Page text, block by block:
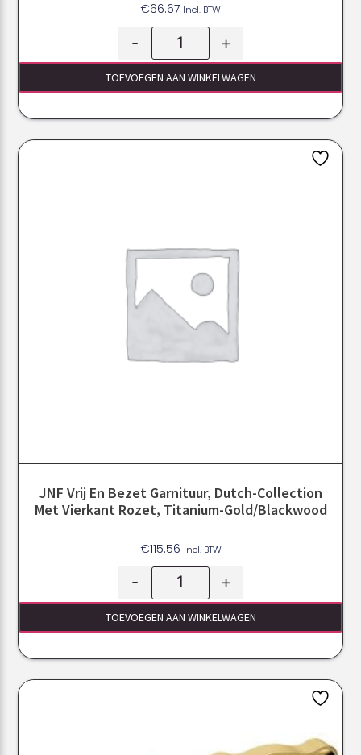
€66.67 Incl. BTW
- +
TOEVOEGEN AAN WINKELWAGEN
JNF Vrij En Bezet Garnituur, Dutch-Collection
Met Vierkant Rozet, Titanium-Gold/Blackwood
€115.56 Incl. BTW
- +
TOEVOEGEN AAN WINKELWAGEN